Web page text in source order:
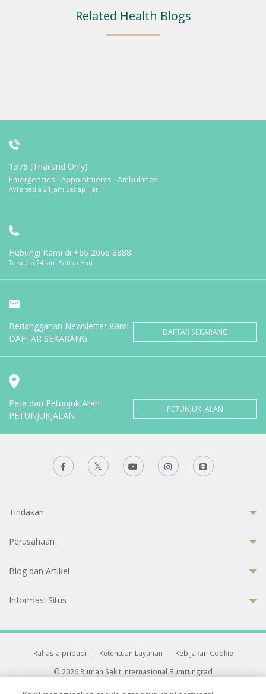
Related Health Blogs
1378 (Thailand Only)
Emergencies - Appointments - Ambulance
AvTersedia 24 Jam Setiap Hari
Hubungi Kami di +66 2066 8888
Tersedia 24 Jam Setiap Hari
Berlangganan Newsletter Kami
DAFTAR SEKARANG
DAFTAR SEKARANG
Peta dan Petunjuk Arah
PETUNJUKJALAN
PETUNJUK JALAN
Tindakan
Perusahaan
Blog dan Artikel
Informasi Situs
Rahasia pribadi | Ketentuan Layanan |
Kebijakan Cookie
© 2026 Rumah Sakit Internasional Bumrungrad